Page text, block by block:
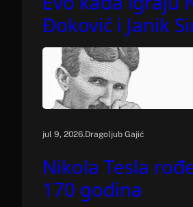
Đoković i Janik
jul 9, 2026.Dragoljub Gajić
Nikola Tesla
170 godina